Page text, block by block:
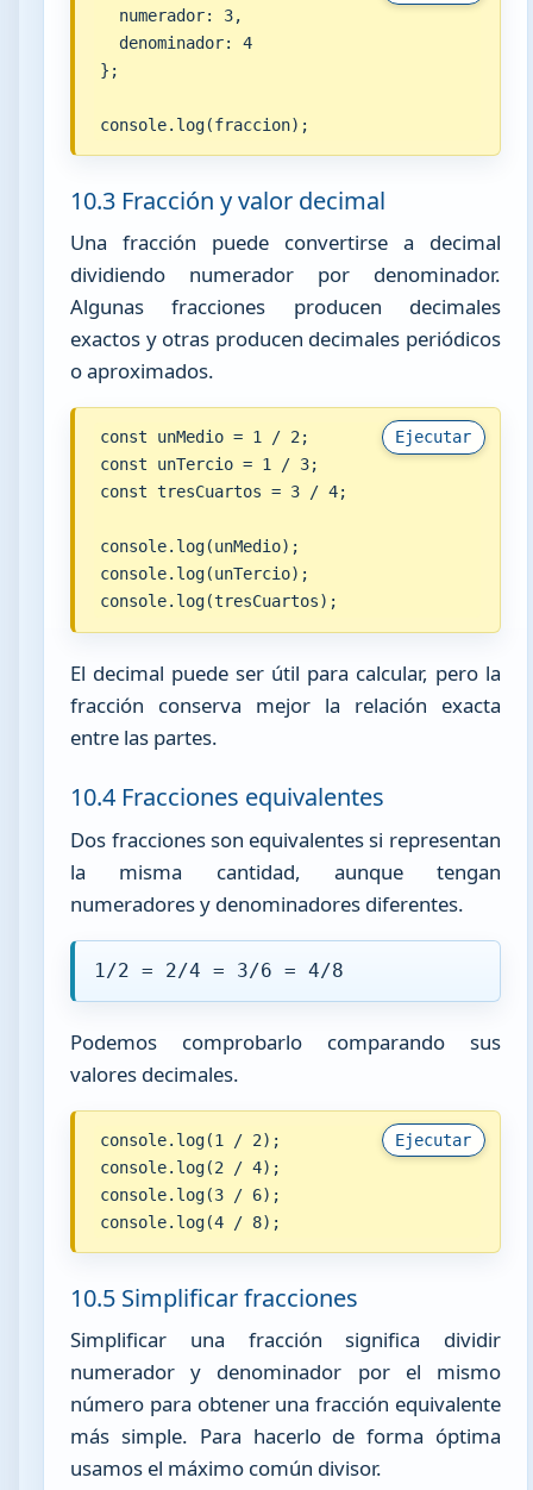
  numerador: 3,
  denominador: 4
};
console.log(fraccion);
10.3 Fracción y valor decimal
Una fracción puede convertirse a decimal
dividiendo numerador por denominador.
Algunas fracciones producen decimales
exactos y otras producen decimales periódicos
o aproximados.
Ejecutar
const unMedio = 1 / 2;
const unTercio = 1 / 3;
const tresCuartos = 3 / 4;
console.log(unMedio);
console.log(unTercio);
console.log(tresCuartos);
El decimal puede ser útil para calcular, pero la
fracción conserva mejor la relación exacta
entre las partes.
10.4 Fracciones equivalentes
Dos fracciones son equivalentes si representan
la misma cantidad, aunque tengan
numeradores y denominadores diferentes.
1/2 = 2/4 = 3/6 = 4/8
Podemos comprobarlo comparando sus
valores decimales.
Ejecutar
console.log(1 / 2);
console.log(2 / 4);
console.log(3 / 6);
console.log(4 / 8);
10.5 Simplificar fracciones
Simplificar una fracción significa dividir
numerador y denominador por el mismo
número para obtener una fracción equivalente
más simple. Para hacerlo de forma óptima
usamos el máximo común divisor.